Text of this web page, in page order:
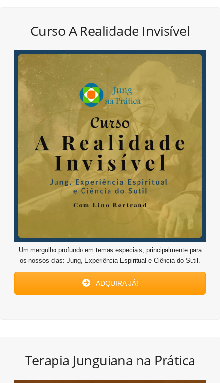
Curso A Realidade Invisível
Um mergulho profundo em temas especiais, principalmente para
os nossos dias: Jung, Experiência Espiritual e Ciência do Sutil.
ADQUIRA JÁ!
Terapia Junguiana na Prática